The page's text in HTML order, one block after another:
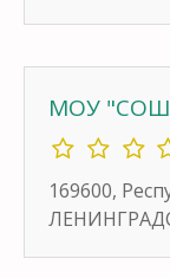
МОУ
169600,